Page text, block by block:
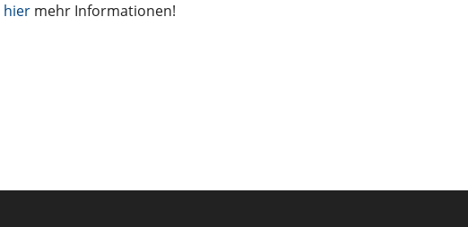
hier mehr Informationen!